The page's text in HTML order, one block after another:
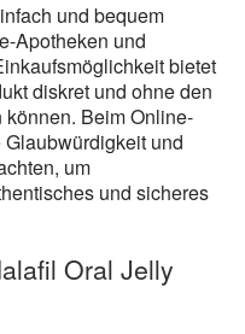
und bequem
Apotheken und
bietet
diskret und ohne den
Beim Online-
und
um
und sicheres
Oral Jelly